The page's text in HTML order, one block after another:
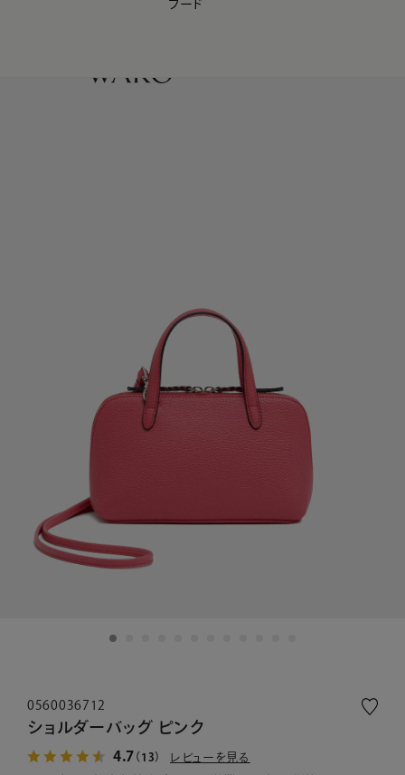
【会員様限定】夏のプレゼントキャンペーン開催中
フード
0560036712
ショルダーバッグ ピンク
4.7 （13） レビューを見る